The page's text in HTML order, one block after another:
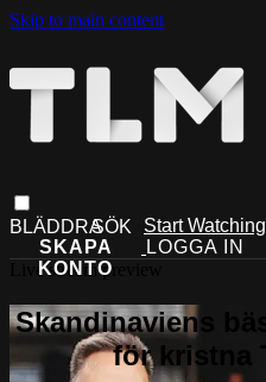
Skip to main content
Start Watching
Live stream preview